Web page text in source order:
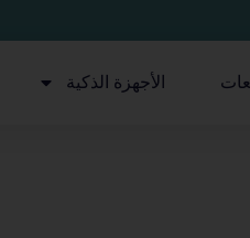
الأجهزة الذكية